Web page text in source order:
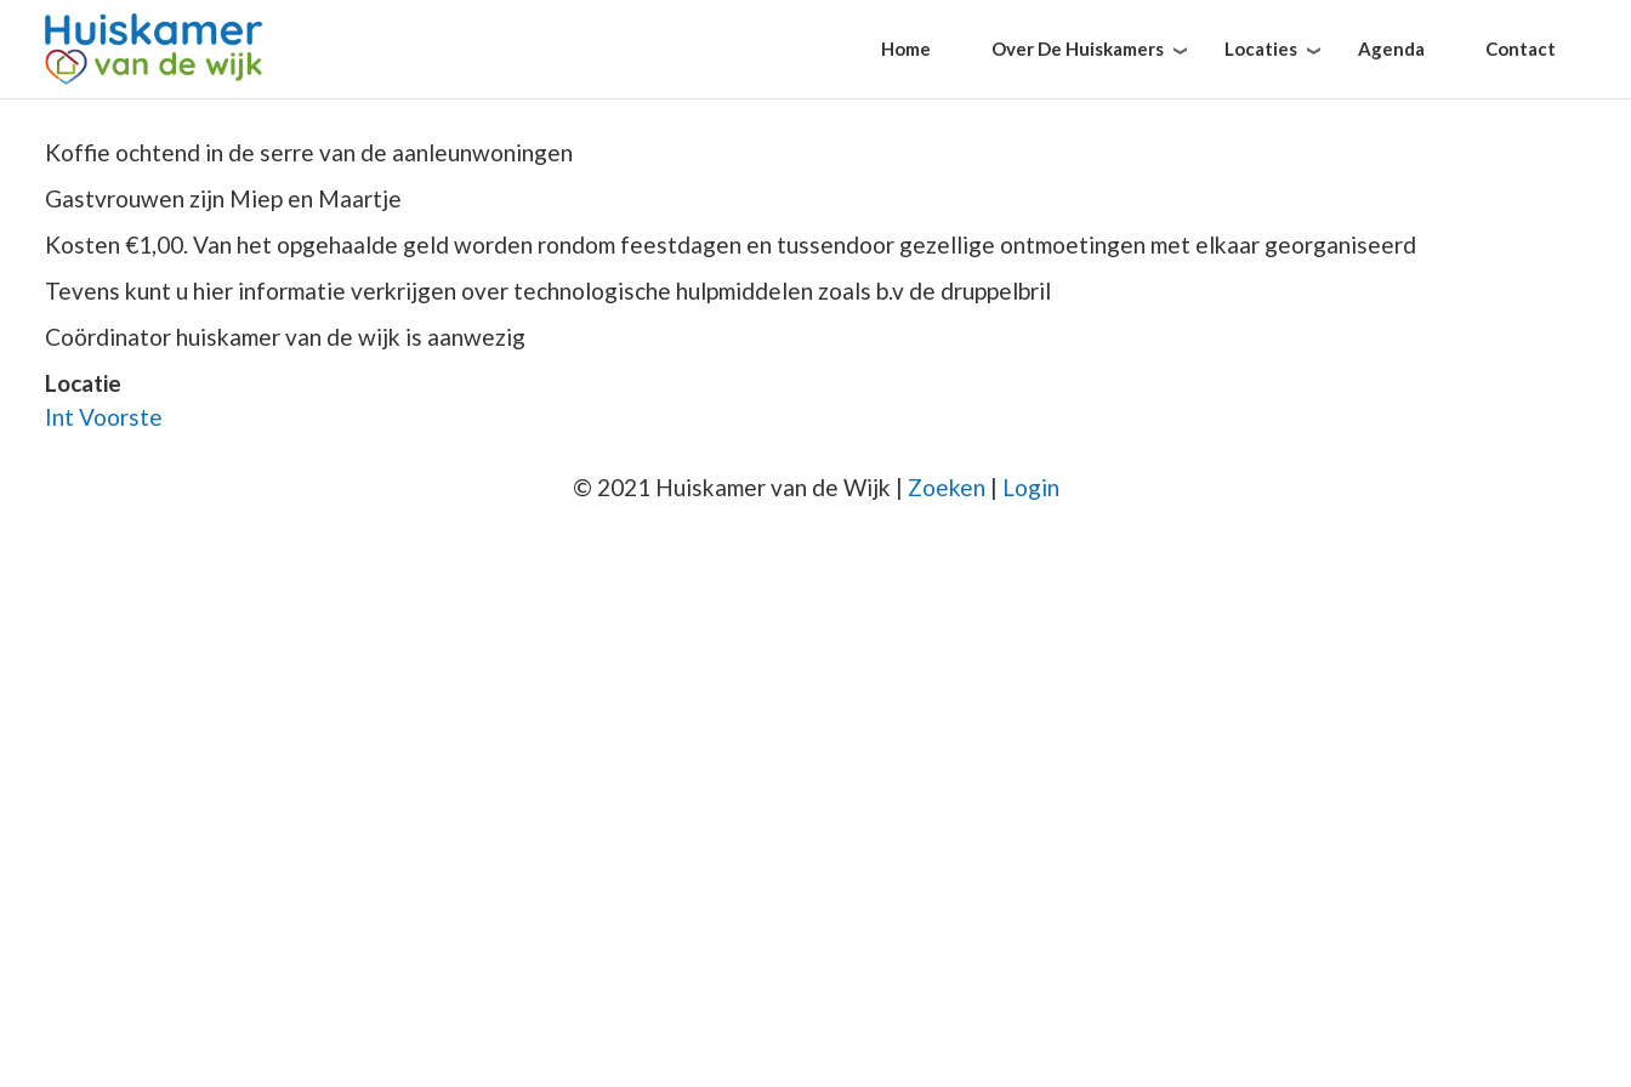
Home Over De Huiskamers Locaties Agenda Contact
Koffie ochtend in de serre van de aanleunwoningen
Gastvrouwen zijn Miep en Maartje
Kosten €1,00. Van het opgehaalde geld worden rondom feestdagen en tussendoor gezellige ontmoetingen met elkaar georganiseerd
Tevens kunt u hier informatie verkrijgen over technologische hulpmiddelen zoals b.v de druppelbril
Coördinator huiskamer van de wijk is aanwezig
Locatie
Int Voorste
© 2021 Huiskamer van de Wijk | Zoeken | Login